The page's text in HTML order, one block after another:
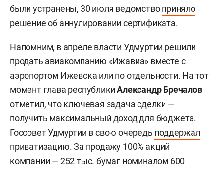
были устранены, 30 июля ведомствоприняло
решение об аннулировании сертификата.
Напомним, в апреле власти Удмуртии решили
продать авиакомпанию «Ижавиа» вместе с
аэропортом Ижевска или по отдельности. На тот
момент глава республикиАлександр Бречалов
отметил, что ключевая задача сделки —
получить максимальный доход для бюджета.
Госсовет Удмуртии в свою очередь поддержал
приватизацию. За продажу 100% акций
компании — 252 тыс. бумаг номиналом 600